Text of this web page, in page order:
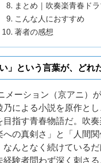
まとめ｜吹奏楽青春ド
こんな人におすすめ
著者の感想
」という言葉が、どれ
メーション（京アニ）
乃による小説を原作と
指す青春物語だ。吹
への真剣さ」と「人間
なんとなく続けている
験者問わず深く刺さる